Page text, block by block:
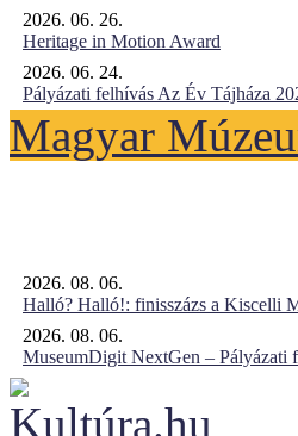
2026. 06. 26.
Heritage in Motion Award
2026. 06. 24.
Pályázati felhívás Az Év Tájháza
Magyar
2026. 08. 06.
Halló? Halló!: finisszázs a Kiscelli
2026. 08. 06.
MuseumDigit NextGen – Pályázati